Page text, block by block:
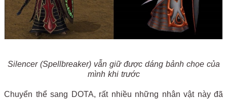
Silencer (Spellbreaker) vẫn giữ được dáng bảnh chọe của
mình khi trước
Chuyển thể sang DOTA, rất nhiều những nhân vật này đã